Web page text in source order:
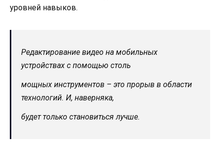
уровней навыков.
Редактирование видео на мобильных
устройствах с помощью столь
мощных инструментов – это прорыв в области
технологий. И, наверняка,
будет только становиться лучше.